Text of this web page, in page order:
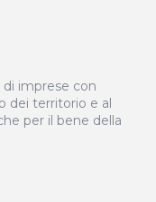
di imprese con
dei territorio e al
per il bene della